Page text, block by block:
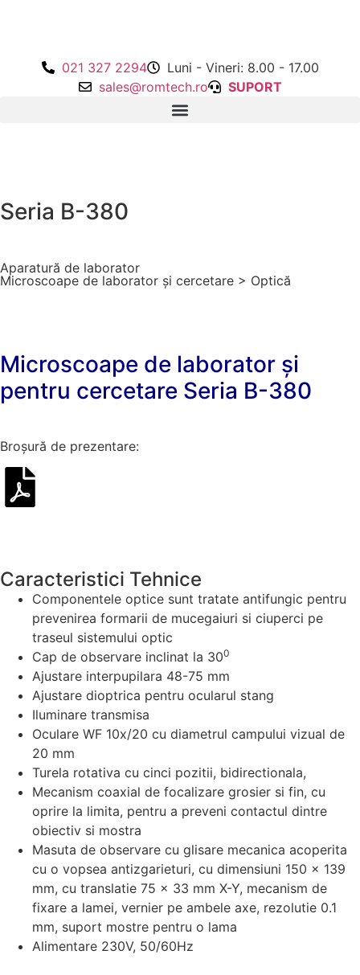
021 327 2294
Luni - Vineri: 8.00 - 17.00
sales@romtech.ro
SUPORT
Seria B-380
Aparatură de laborator
Microscoape de laborator și cercetare > Optică
Microscoape de laborator și
pentru cercetare Seria B-380
Broșură de prezentare:
Caracteristici Tehnice
Componentele optice sunt tratate antifungic pentru
prevenirea formarii de mucegaiuri si ciuperci pe
traseul sistemului optic
Cap de observare inclinat la 300
Ajustare interpupilara 48-75 mm
Ajustare dioptrica pentru ocularul stang
Iluminare transmisa
Oculare WF 10x/20 cu diametrul campului vizual de
20 mm
Turela rotativa cu cinci pozitii, bidirectionala,
Mecanism coaxial de focalizare grosier si fin, cu
oprire la limita, pentru a preveni contactul dintre
obiectiv si mostra
Masuta de observare cu glisare mecanica acoperita
cu o vopsea antizgarieturi, cu dimensiuni 150 x 139
mm, cu translatie 75 x 33 mm X-Y, mecanism de
fixare a lamei, vernier pe ambele axe, rezolutie 0.1
mm, suport mostre pentru o lama
Alimentare 230V, 50/60Hz